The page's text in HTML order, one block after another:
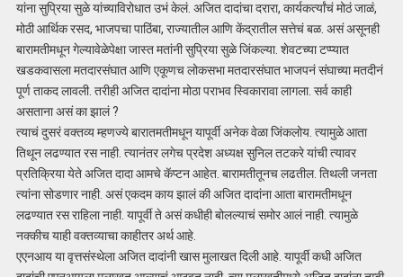
यांना सुप्रिया सुळे यांच्याविरोधात उभं केलं. अजित दादांचा दरारा, कार्यकर्त्यांचं मोठं जाळं,
मोठी आर्थिक रसद, भाजपचा पाठिंबा, राज्यातील आणि केंद्रातील सत्तेचं बळ. असं असूनही
बारामतीमधून गेल्यावेळेपेक्षा जास्त मतांनी सुप्रिया सुळे जिंकल्या. शेवटच्या टप्प्यात
खडकवासला मतदारसंघात आणि एकूणच लोकसभा मतदारसंघात भाजपनं संघाच्या मतदीनं
पूर्ण ताकद लावली. तरीही अजित दादांना मोठा पराभव स्विकारावा लागला. सर्व काही
असताना असं का झालं ?
त्याचं दुसरं वक्तव्य म्हणज्ये बारातमतीमधून यापूर्वी अनेक वेळा जिंकलोय. त्यामुळे आता
तिथून लढण्यात रस नाही. त्यानंतर लगेच प्रदेश अध्यक्ष सुनिल तटकरे यांची त्यावर
प्रतिक्रिया येते अजित दादा आमचे कॅप्टन आहेत. बारामतीतूनच लढतील. तिथली जनता
त्यांना सोडणार नाही. असं एकदम काय झालं की अजित दादांना आता बारामतीमधून
लढण्यात रस राहिला नाही. यापूर्वी ते असं कधीही बोलल्याचं समोर आलं नाही. त्यामुळे
नक्कीच याही वक्तव्याचा काहीतर अर्थ आहे.
एएनआय या वृत्तसंस्थेला अजित दादांनी खास मुलाखत दिली आहे. यापूर्वी कधी अजित